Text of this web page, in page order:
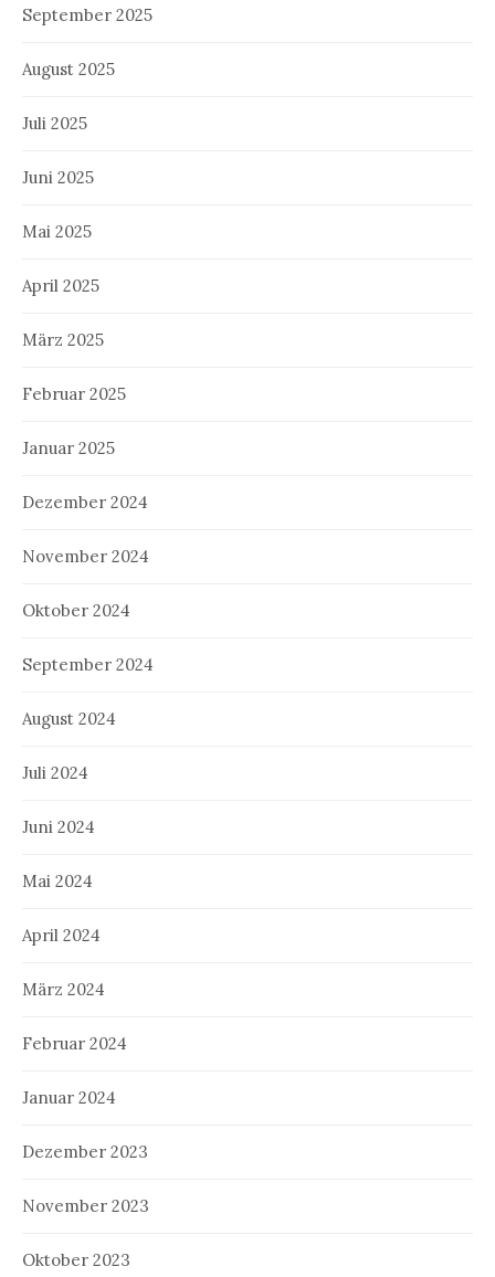
September 2025
August 2025
Juli 2025
Juni 2025
Mai 2025
April 2025
März 2025
Februar 2025
Januar 2025
Dezember 2024
November 2024
Oktober 2024
September 2024
August 2024
Juli 2024
Juni 2024
Mai 2024
April 2024
März 2024
Februar 2024
Januar 2024
Dezember 2023
November 2023
Oktober 2023